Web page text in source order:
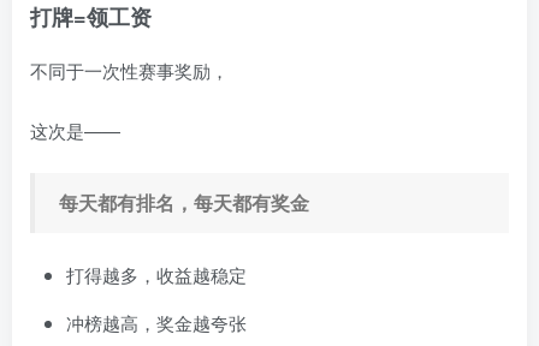
打牌=领工资
不同于一次性赛事奖励，
这次是——
每天都有排名，每天都有奖金
打得越多，收益越稳定
冲榜越高，奖金越夸张